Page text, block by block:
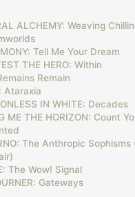
ALCHEMY: Weaving
Tell Me Your Dream
THE HERO: Within
Remain
Ataraxia
IN WHITE: Decades
ME THE HORIZON: Count
The Anthropic
The Wow! Signal
Gateways